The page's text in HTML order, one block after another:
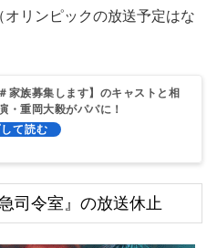
リンピックの放送予定はな
家族募集します】のキャストと相
・重岡大毅がパパに！
司令室』の放送休止